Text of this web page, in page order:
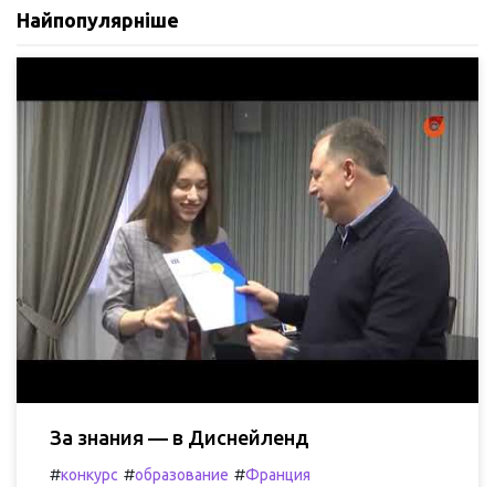
Найпопулярніше
За знания — в Диснейленд
#конкурс #образование #Франция